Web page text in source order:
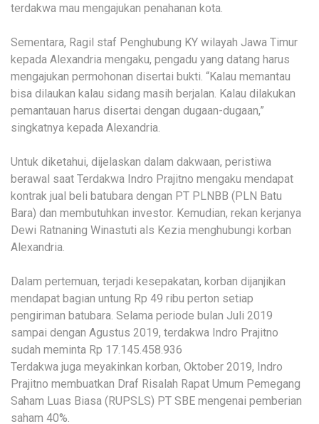
terdakwa mau mengajukan penahanan kota.
Sementara, Ragil staf Penghubung KY wilayah Jawa Timur
kepada Alexandria mengaku, pengadu yang datang harus
mengajukan permohonan disertai bukti. “Kalau memantau
bisa dilaukan kalau sidang masih berjalan. Kalau dilakukan
pemantauan harus disertai dengan dugaan-dugaan,”
singkatnya kepada Alexandria.
Untuk diketahui, dijelaskan dalam dakwaan, peristiwa
berawal saat Terdakwa Indro Prajitno mengaku mendapat
kontrak jual beli batubara dengan PT PLNBB (PLN Batu
Bara) dan membutuhkan investor. Kemudian, rekan kerjanya
Dewi Ratnaning Winastuti als Kezia menghubungi korban
Alexandria.
Dalam pertemuan, terjadi kesepakatan, korban dijanjikan
mendapat bagian untung Rp 49 ribu perton setiap
pengiriman batubara. Selama periode bulan Juli 2019
sampai dengan Agustus 2019, terdakwa Indro Prajitno
sudah meminta Rp 17.145.458.936
Terdakwa juga meyakinkan korban, Oktober 2019, Indro
Prajitno membuatkan Draf Risalah Rapat Umum Pemegang
Saham Luas Biasa (RUPSLS) PT SBE mengenai pemberian
saham 40%.